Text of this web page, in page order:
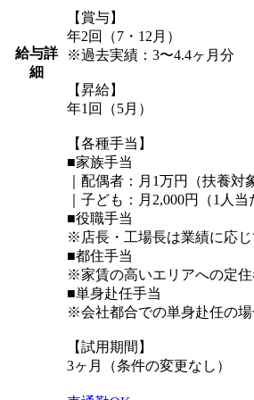
給与詳
細
【賞与】
年2回（7・12月）
※過去実績：3〜4.4ヶ月分
【昇給】
年1回（5月）
【各種手当】
■家族手当
｜配偶者：月1万円（扶養対
｜子ども：月2,000円（1人
■役職手当
※店長・工場長は業績に応じ
■都住手当
※家賃の高いエリアへの定住
■単身赴任手当
※会社都合での単身赴任の場
【試用期間】
3ヶ月（条件の変更なし）